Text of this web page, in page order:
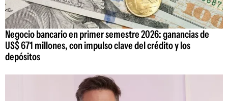
Negocio bancario en primer semestre 2026: ganancias de
US$ 671 millones, con impulso clave del crédito y los
depósitos